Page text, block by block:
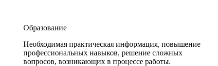
Образование
Необходимая практическая информация, повышение
профессиональных навыков, решение сложных
вопросов, возникающих в процессе работы.